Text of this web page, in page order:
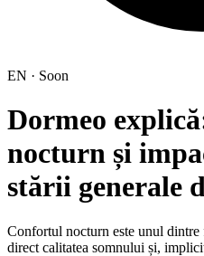
EN · Soon
Dormeo
nocturn și
stării generale
Confortul nocturn este unul
direct calitatea somnului și,